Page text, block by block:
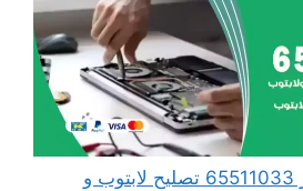
مهندس كمبيوتر الزور 65511033 تصليح لابتوب و